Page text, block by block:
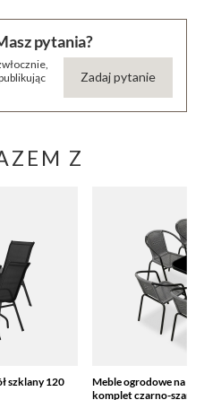
pytania?
Zadaj pytanie
Z
szklany 120
Meble ogrodowe na
komplet czarno-szary